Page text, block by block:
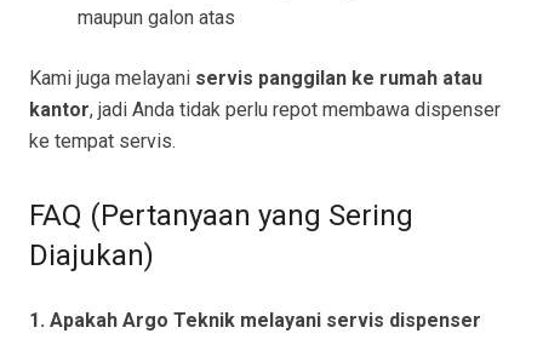
maupun galon atas
Kami juga melayani servis panggilan ke rumah atau
kantor, jadi Anda tidak perlu repot membawa dispenser
ke tempat servis.
FAQ (Pertanyaan yang Sering
Diajukan)
1. Apakah Argo Teknik melayani servis dispenser